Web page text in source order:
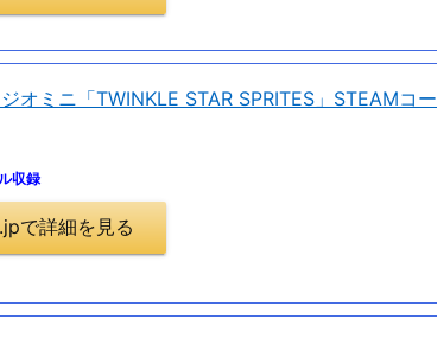
オミニ「TWINKLE STAR SPRITES」STEAMコー
収録
で詳細を見る